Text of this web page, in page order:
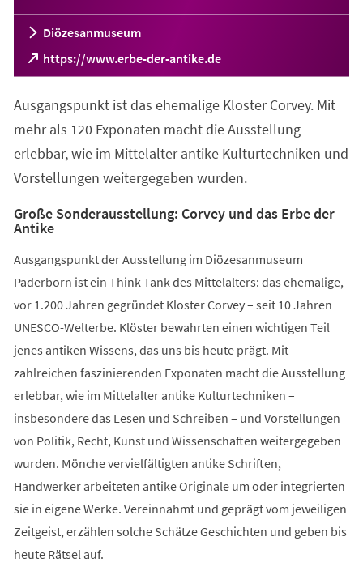
Diözesanmuseum
https://www.erbe-der-antike.de
(Öffnet
in
neuen
Tab)
Ausgangspunkt ist das ehemalige Kloster Corvey. Mit
mehr als 120 Exponaten macht die Ausstellung
erlebbar, wie im Mittelalter antike Kulturtechniken und
Vorstellungen weitergegeben wurden.
Große Sonderausstellung: Corvey und das Erbe der
Antike
Ausgangspunkt der Ausstellung im Diözesanmuseum
Paderborn ist ein Think-Tank des Mittelalters: das ehemalige,
vor 1.200 Jahren gegründet Kloster Corvey – seit 10 Jahren
UNESCO-Welterbe. Klöster bewahrten einen wichtigen Teil
jenes antiken Wissens, das uns bis heute prägt. Mit
zahlreichen faszinierenden Exponaten macht die Ausstellung
erlebbar, wie im Mittelalter antike Kulturtechniken –
insbesondere das Lesen und Schreiben – und Vorstellungen
von Politik, Recht, Kunst und Wissenschaften weitergegeben
wurden. Mönche vervielfältigten antike Schriften,
Handwerker arbeiteten antike Originale um oder integrierten
sie in eigene Werke. Vereinnahmt und geprägt vom jeweiligen
Zeitgeist, erzählen solche Schätze Geschichten und geben bis
heute Rätsel auf.